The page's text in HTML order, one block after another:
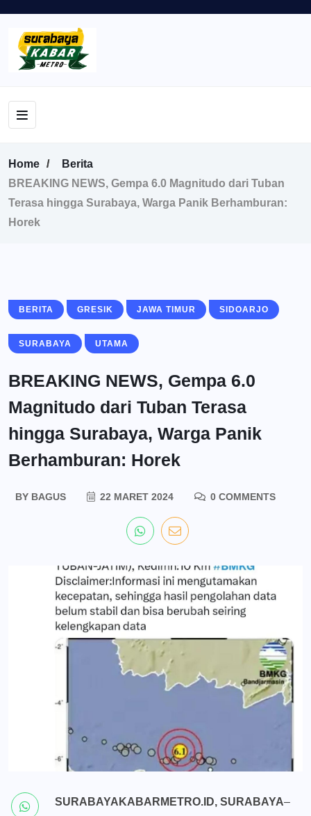
Home
Berita
BREAKING NEWS, Gempa 6.0 Magnitudo dari Tuban
Terasa hingga Surabaya, Warga Panik Berhamburan:
Horek
BERITA GRESIK JAWA TIMUR SIDOARJO
SURABAYA UTAMA
BREAKING NEWS, Gempa 6.0
Magnitudo dari Tuban Terasa
hingga Surabaya, Warga Panik
Berhamburan: Horek
BYBAGUS 22 MARET 2024 0 COMMENTS
SURABAYAKABARMETRO.ID, SURABAYA–